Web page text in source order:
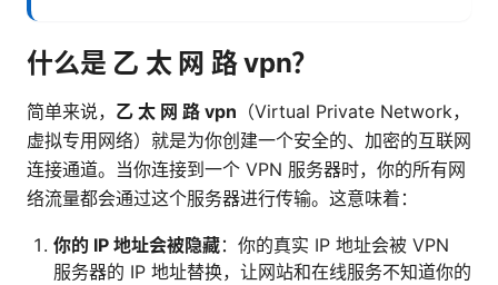
什么是 乙 太 网 路 vpn？
简单来说， 乙 太 网 路 vpn （Virtual Private Network，
虚拟专用网络）就是为你创建一个安全的、加密的互联网
连接通道。当你连接到一个 VPN 服务器时，你的所有网
络流量都会通过这个服务器进行传输。这意味着：
你的 IP 地址会被隐藏：你的真实 IP 地址会被 VPN
服务器的 IP 地址替换，让网站和在线服务不知道你的